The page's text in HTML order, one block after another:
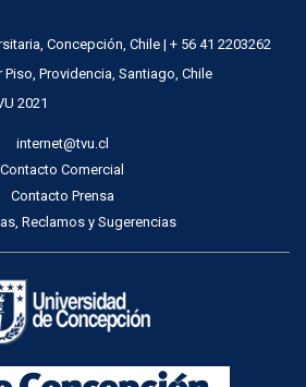
Concepción, Chile | + 56 41 2203262
Piso, Providencia, Santiago, Chile
2021
internet@tvu.cl
Contacto Comercial
Contacto Prensa
Reclamos y Sugerencias